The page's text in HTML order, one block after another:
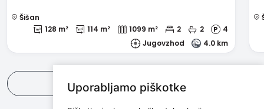
Uporabljamo piškotke
Šišan
128 m²
114 m² 1099 m² 2 2
4
Jugovzhod
4.0 km
Poglej vse